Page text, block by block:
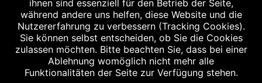
die meisten Spielerinnen eigentlich sein...
Es spielten: Wenig, Helmbrecht, Noll, Stieglmeier,
Tuchen, Eckmann, Falter, Pledl, Zenger, Klima
ihnen sind essenziell für den Betrieb der Seite,
während andere uns helfen, diese Website und die
Nutzererfahrung zu verbessern (Tracking Cookies).
Sie können selbst entscheiden, ob Sie die Cookies
zulassen möchten. Bitte beachten Sie, dass bei einer
Ablehnung womöglich nicht mehr alle
Funktionalitäten der Seite zur Verfügung stehen.